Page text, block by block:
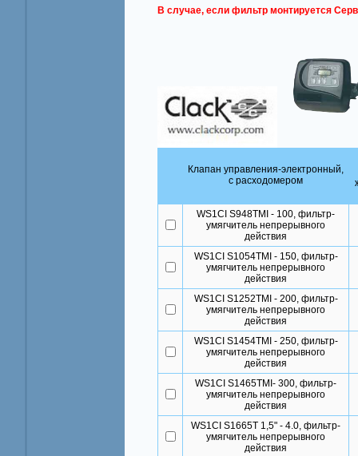
В случае, если фильтр монтируется
Клапан управления-электронный,
с расходомером
WS1CI S948TMI - 100, фильтр-
умягчитель непрерывного
действия
WS1CI S1054TMI - 150, фильтр-
умягчитель непрерывного
действия
WS1CI S1252TMI - 200, фильтр-
умягчитель непрерывного
действия
WS1CI S1454TMI - 250, фильтр-
умягчитель непрерывного
действия
WS1CI S1465TMI- 300, фильтр-
умягчитель непрерывного
действия
WS1CI S1665T 1,5" - 4.0, фильтр-
умягчитель непрерывного
действия